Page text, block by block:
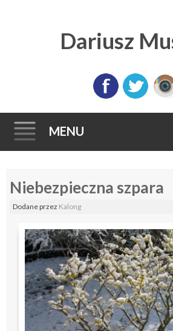
Dariusz
MENU
to
Niebezpieczna szpara
Dodaneprzez Kalong